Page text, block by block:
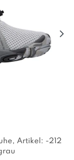
, Artikel: -212